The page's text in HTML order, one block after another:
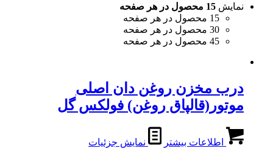
نمایش 15 محصول در هر صفحه
15 محصول در هر صفحه
30 محصول در هر صفحه
45 محصول در هر صفحه
درب مخزن روغن دان اصلی
موتور(قالپاق روغن) فولکس گل
اطلاعات بیشتر نمایش جزئیات